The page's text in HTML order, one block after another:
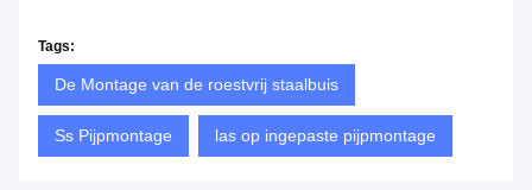
Tags:
De Montage van de roestvrij staalbuis
Ss Pijpmontage las op ingepaste pijpmontage